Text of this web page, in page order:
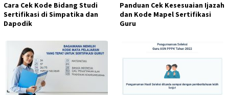
Cara Cek Kode Bidang Studi
Sertifikasi di Simpatika dan
Dapodik
Panduan Cek Kesesuaian Ijazah
dan Kode Mapel Sertifikasi
Guru